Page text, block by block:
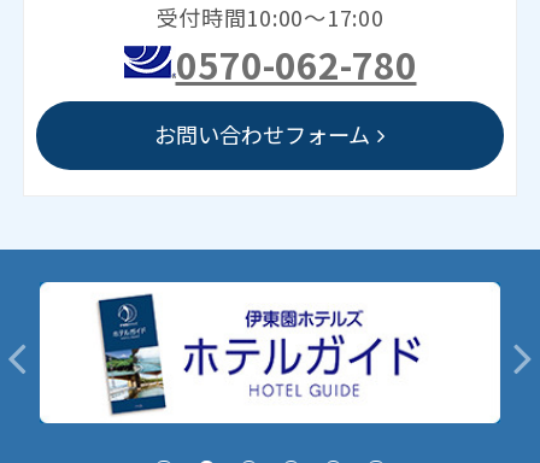
受付時間10:00～17:00
0570-062-780
お問い合わせフォーム